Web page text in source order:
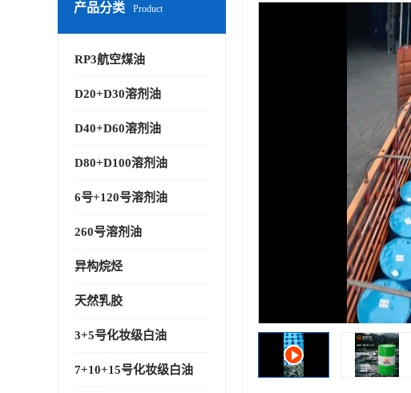
产品分类 Product
RP3航空煤油
D20+D30溶剂油
D40+D60溶剂油
D80+D100溶剂油
6号+120号溶剂油
260号溶剂油
异构烷烃
天然乳胶
3+5号化妆级白油
7+10+15号化妆级白油